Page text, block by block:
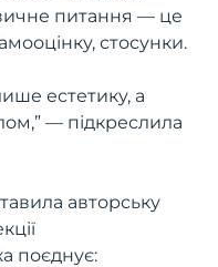
питання — це
стосунки.
естетику, а
— підкреслила
авторську
поєднує: